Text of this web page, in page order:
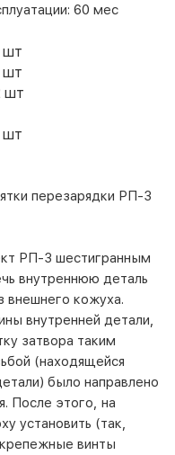
60 мес
шт
шт
шт
шт
перезарядки РП-3
РП-3 шестигранным
внутреннюю деталь
внешнего кожуха.
внутренней детали,
затвора таким
(находящейся
было направлено
После этого, на
установить (так,
винты